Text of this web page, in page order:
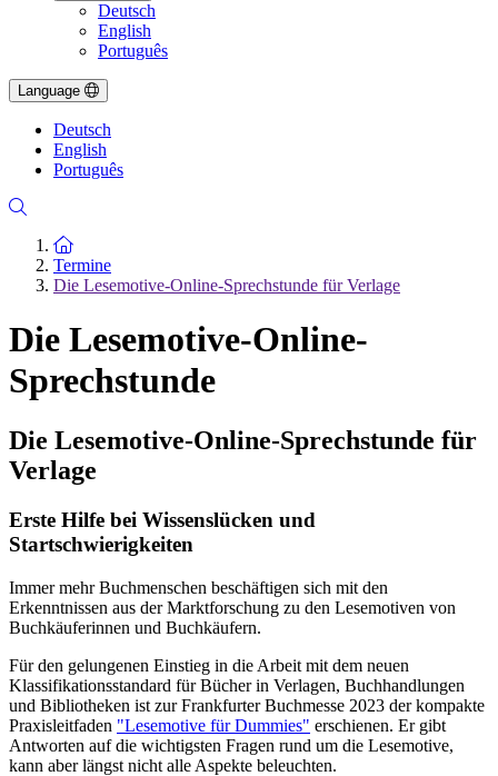
Deutsch
English
Português
Language
Deutsch
English
Português
Zur Startseite
Termine
Die Lesemotive-Online-Sprechstunde für Verlage
Die Lesemotive-Online-
Sprechstunde
Die Lesemotive-Online-Sprechstunde für
Verlage
Erste Hilfe bei Wissenslücken und
Startschwierigkeiten
Immer mehr Buchmenschen beschäftigen sich mit den
Erkenntnissen aus der Marktforschung zu den Lesemotiven von
Buchkäuferinnen und Buchkäufern.
Für den gelungenen Einstieg in die Arbeit mit dem neuen
Klassifikationsstandard für Bücher in Verlagen, Buchhandlungen
und Bibliotheken ist zur Frankfurter Buchmesse 2023 der kompakte
Praxisleitfaden "Lesemotive für Dummies" erschienen. Er gibt
Antworten auf die wichtigsten Fragen rund um die Lesemotive,
kann aber längst nicht alle Aspekte beleuchten.